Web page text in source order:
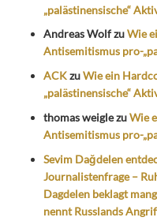
„palästinensische“
Andreas WolfzuWie
Antisemitismus pro-
ACKzuWie ein
„palästinensische“
thomas weiglezuWie
Antisemitismus pro-
Sevim Dağdelen
Journalistenfrage –
Dagdelen beklagt
nennt Russlands